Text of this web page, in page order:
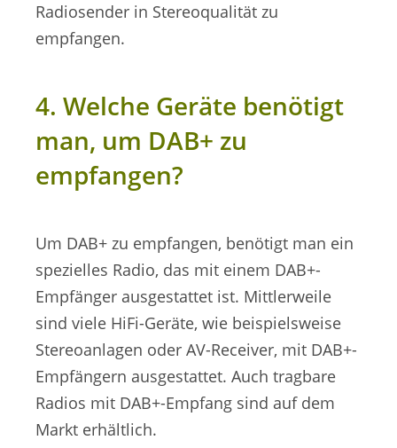
Radiosender in Stereoqualität zu
empfangen.
4. Welche Geräte benötigt
man, um DAB+ zu
empfangen?
Um DAB+ zu empfangen, benötigt man ein
spezielles Radio, das mit einem DAB+-
Empfänger ausgestattet ist. Mittlerweile
sind viele HiFi-Geräte, wie beispielsweise
Stereoanlagen oder AV-Receiver, mit DAB+-
Empfängern ausgestattet. Auch tragbare
Radios mit DAB+-Empfang sind auf dem
Markt erhältlich.